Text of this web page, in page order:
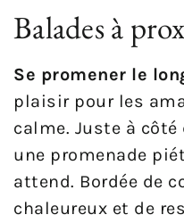
Balades à
Se promener le
plaisir pour les
calme. Juste à
une promenade
attend. Bordée de
chaleureux et de